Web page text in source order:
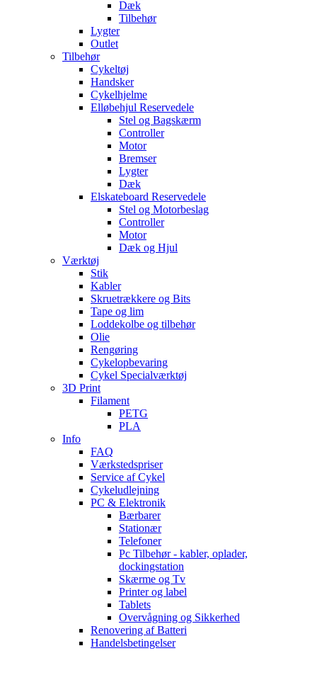
Dæk
Tilbehør
Lygter
Outlet
Tilbehør
Cykeltøj
Handsker
Cykelhjelme
Elløbehjul Reservedele
Stel og Bagskærm
Controller
Motor
Bremser
Lygter
Dæk
Elskateboard Reservedele
Stel og Motorbeslag
Controller
Motor
Dæk og Hjul
Værktøj
Stik
Kabler
Skruetrækkere og Bits
Tape og lim
Loddekolbe og tilbehør
Olie
Rengøring
Cykelopbevaring
Cykel Specialværktøj
3D Print
Filament
PETG
PLA
Info
FAQ
Værkstedspriser
Service af Cykel
Cykeludlejning
PC & Elektronik
Bærbarer
Stationær
Telefoner
Pc Tilbehør - kabler, oplader,
dockingstation
Skærme og Tv
Printer og label
Tablets
Overvågning og Sikkerhed
Renovering af Batteri
Handelsbetingelser